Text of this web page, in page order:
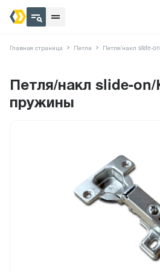
Главная страница Петли Петля/накл slide-
Петля/накл slide-
пружины